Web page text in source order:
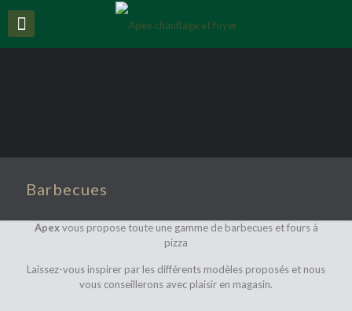
Barbecues
Apexvous propose toute une gamme de barbecues et fours à
pizza
Laissez-vous inspirer par les différents modèles proposés et nous
vous conseillerons avec plaisir en magasin.